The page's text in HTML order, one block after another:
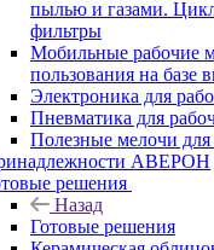
пылью и газами.
фильтры
Мобильные рабочие
пользования на базе
Электроника для
Пневматика для
Полезные мелочи для
АВЕРОН
решения
Назад
Готовые решения